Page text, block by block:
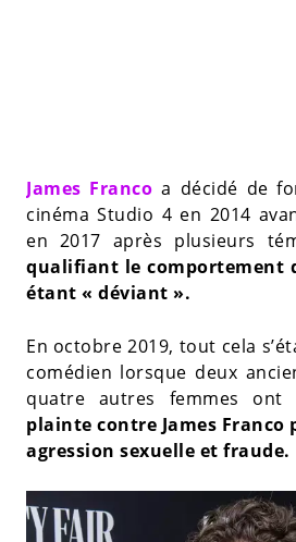
James Franco a décidé de
cinéma Studio 4 en 2014
en 2017 après plusieurs
qualifiant le comportement
étant « déviant ».
En octobre 2019, tout cela
comédien lorsque deux
quatre autres femmes ont
plainte contre James Franco
agression sexuelle et fraude.